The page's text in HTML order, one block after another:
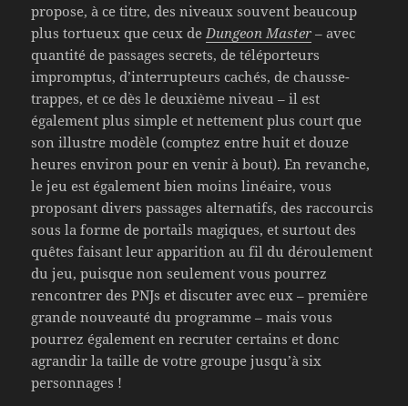
propose, à ce titre, des niveaux souvent beaucoup
plus tortueux que ceux de Dungeon Master – avec
quantité de passages secrets, de téléporteurs
impromptus, d’interrupteurs cachés, de chausse-
trappes, et ce dès le deuxième niveau – il est
également plus simple et nettement plus court que
son illustre modèle (comptez entre huit et douze
heures environ pour en venir à bout). En revanche,
le jeu est également bien moins linéaire, vous
proposant divers passages alternatifs, des raccourcis
sous la forme de portails magiques, et surtout des
quêtes faisant leur apparition au fil du déroulement
du jeu, puisque non seulement vous pourrez
rencontrer des PNJs et discuter avec eux – première
grande nouveauté du programme – mais vous
pourrez également en recruter certains et donc
agrandir la taille de votre groupe jusqu’à six
personnages !